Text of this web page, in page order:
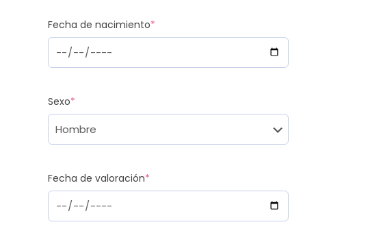
Fecha de nacimiento*
Sexo*
Fecha de valoración*